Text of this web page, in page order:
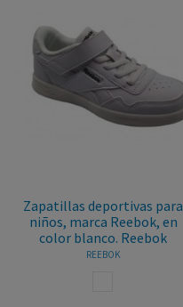
Zapatillas deportivas para
niños, marca Reebok, en
color blanco. Reebok
REEBOK